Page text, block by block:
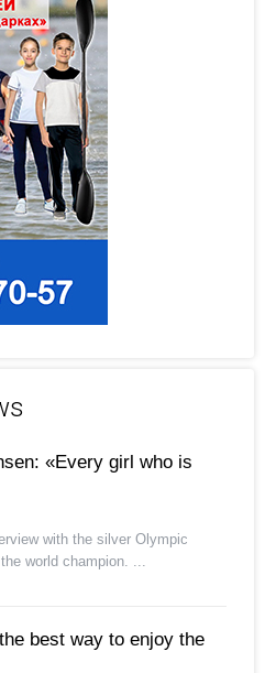
«Every girl who is
with the silver Olympic
world champion. ...
best way to enjoy the